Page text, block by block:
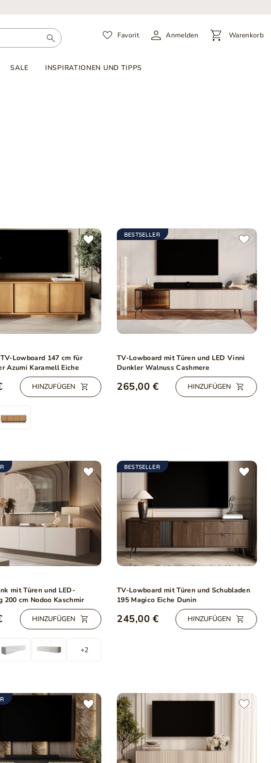
Favorit Anmelden Warenkorb
SALE INSPIRATIONEN UND TIPPS
Lowboard 147 cm für
Azumi Karamell Eiche
HINZUFÜGEN
BESTSELLER
TV-Lowboard mit Türen und LED Vinni
Dunkler Walnuss Cashmere
265,00 € HINZUFÜGEN
mit Türen und LED-
200 cm Nodoo Kaschmir
HINZUFÜGEN
+2
BESTSELLER
TV-Lowboard mit Türen und Schubladen
195 Magico Eiche Dunin
245,00 € HINZUFÜGEN